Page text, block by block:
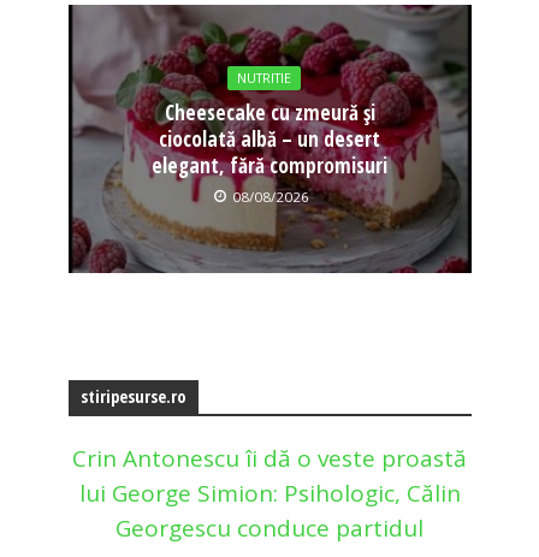
NUTRITIE
Cheesecake cu zmeură și
ciocolată albă – un desert
elegant, fără compromisuri
08/08/2026
stiripesurse.ro
Crin Antonescu îi dă o veste proastă
lui George Simion: Psihologic, Călin
Georgescu conduce partidul